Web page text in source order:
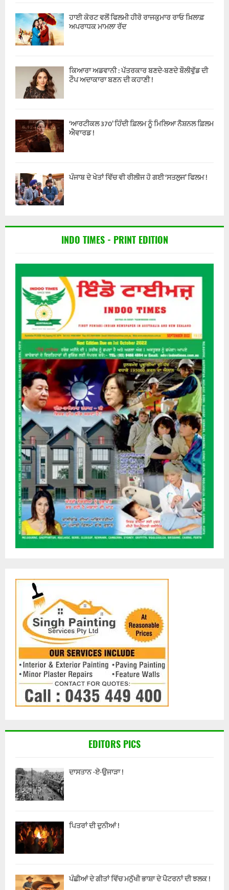
ਹਾਈ ਕੋਰਟ ਵਲੋਂ ਫਿਲਮੀ ਹੀਰੋ ਰਾਜਕੁਮਾਰ ਰਾਓ ਖ਼ਿਲਾਫ਼
ਅਪਰਾਧਕ ਮਾਮਲਾ ਰੱਦ
ਕਿਆਰਾ ਅਡਵਾਨੀ : ਪੱਤਰਕਾਰ ਬਣਦੇ-ਬਣਦੇ ਬੌਲੀਵੁੱਡ ਦੀ
ਟੌਪ ਅਦਾਕਾਰਾ ਬਣਨ ਦੀ ਕਹਾਣੀ !
‘ਆਰਟੀਕਲ 370’ ਹਿੰਦੀ ਫ਼ਿਲਮ ਨੂੰ ਮਿਲਿਆ ਨੈਸ਼ਨਲ ਫ਼ਿਲਮ
ਐਵਾਰਡ !
ਪੰਜਾਬ ਦੇ ਖੇਤਾਂ ਵਿੱਚ ਵੀ ਰੀਲੀਜ ਹੋ ਗਈ ‘ਸਤਲੁਜ’ ਫਿਲਮ !
INDO TIMES - PRINT EDITION
EDITORS PICS
ਦਾਸਤਾਨ -ਏ-ਉਜਾੜਾ !
ਪਿਤਰਾਂ ਦੀ ਦੁਨੀਆਂ !
ਪੰਛੀਆਂ ਦੇ ਗੀਤਾਂ ਵਿੱਚ ਮਨੁੱਖੀ ਭਾਸ਼ਾ ਦੇ ਪੈਟਰਨਾਂ ਦੀ ਝਲਕ !